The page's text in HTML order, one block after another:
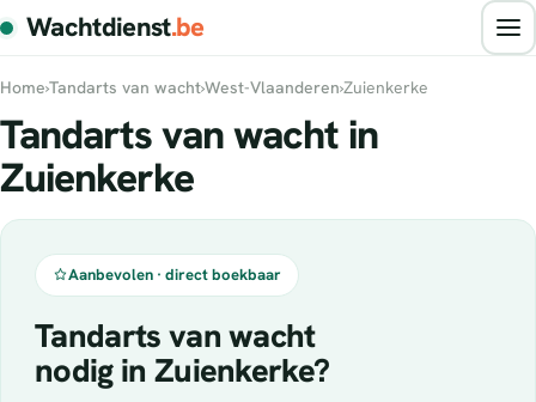
Wachtdienst.be
Home›Tandarts van wacht›West-Vlaanderen›Zuienkerke
Tandarts van wacht in
Zuienkerke
Aanbevolen · direct boekbaar
Tandarts van wacht
nodig in Zuienkerke?